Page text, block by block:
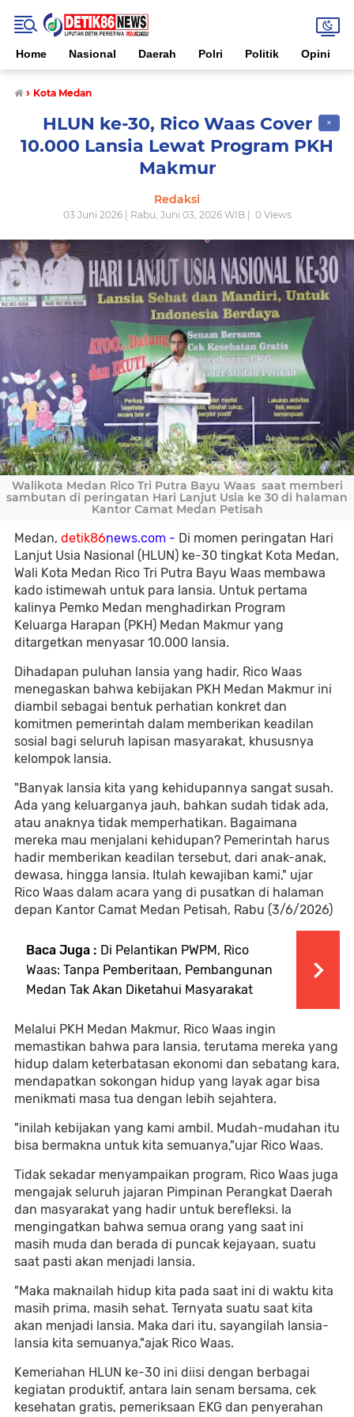
Home Nasional Daerah Polri Politik Opini
› Kota Medan
✕
HLUN ke-30, Rico Waas Cover
10.000 Lansia Lewat Program PKH
Makmur
Redaksi
03 Juni 2026 | Rabu, Juni 03, 2026 WIB | 0Views
Walikota Medan Rico Tri Putra Bayu Waas saat memberi
sambutan di peringatan Hari Lanjut Usia ke 30 di halaman
Kantor Camat Medan Petisah
Medan, detik86news.com - Di momen peringatan Hari
Lanjut Usia Nasional (HLUN) ke-30 tingkat Kota Medan,
Wali Kota Medan Rico Tri Putra Bayu Waas membawa
kado istimewah untuk para lansia. Untuk pertama
kalinya Pemko Medan menghadirkan Program
Keluarga Harapan (PKH) Medan Makmur yang
ditargetkan menyasar 10.000 lansia.
Dihadapan puluhan lansia yang hadir, Rico Waas
menegaskan bahwa kebijakan PKH Medan Makmur ini
diambil sebagai bentuk perhatian konkret dan
komitmen pemerintah dalam memberikan keadilan
sosial bagi seluruh lapisan masyarakat, khususnya
kelompok lansia.
"Banyak lansia kita yang kehidupannya sangat susah.
Ada yang keluarganya jauh, bahkan sudah tidak ada,
atau anaknya tidak memperhatikan. Bagaimana
mereka mau menjalani kehidupan? Pemerintah harus
hadir memberikan keadilan tersebut, dari anak-anak,
dewasa, hingga lansia. Itulah kewajiban kami," ujar
Rico Waas dalam acara yang di pusatkan di halaman
depan Kantor Camat Medan Petisah, Rabu (3/6/2026)
Baca Juga : Di Pelantikan PWPM, Rico
Waas: Tanpa Pemberitaan, Pembangunan
Medan Tak Akan Diketahui Masyarakat
Melalui PKH Medan Makmur, Rico Waas ingin
memastikan bahwa para lansia, terutama mereka yang
hidup dalam keterbatasan ekonomi dan sebatang kara,
mendapatkan sokongan hidup yang layak agar bisa
menikmati masa tua dengan lebih sejahtera.
"inilah kebijakan yang kami ambil. Mudah-mudahan itu
bisa bermakna untuk kita semuanya,"ujar Rico Waas.
Tidak sekadar menyampaikan program, Rico Waas juga
mengajak seluruh jajaran Pimpinan Perangkat Daerah
dan masyarakat yang hadir untuk berefleksi. Ia
mengingatkan bahwa semua orang yang saat ini
masih muda dan berada di puncak kejayaan, suatu
saat pasti akan menjadi lansia.
"Maka maknailah hidup kita pada saat ini di waktu kita
masih prima, masih sehat. Ternyata suatu saat kita
akan menjadi lansia. Maka dari itu, sayangilah lansia-
lansia kita semuanya,"ajak Rico Waas.
Kemeriahan HLUN ke-30 ini diisi dengan berbagai
kegiatan produktif, antara lain senam bersama, cek
kesehatan gratis, pemeriksaan EKG dan penyerahan